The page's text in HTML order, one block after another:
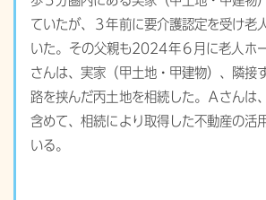
ていたが、３年前に要介護認定を受け老
いた。その父親も2024年６月に老人ホ
さんは、実家（甲土地・甲建物）、隣接
路を挟んだ丙土地を相続した。Ａさんは
含めて、相続により取得した不動産の活
いる。